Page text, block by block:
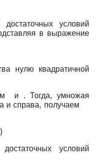
условий
в выражение
(16), т.е.
нулю квадратичной
и . Тогда, умножая
и справа, получаем
условий